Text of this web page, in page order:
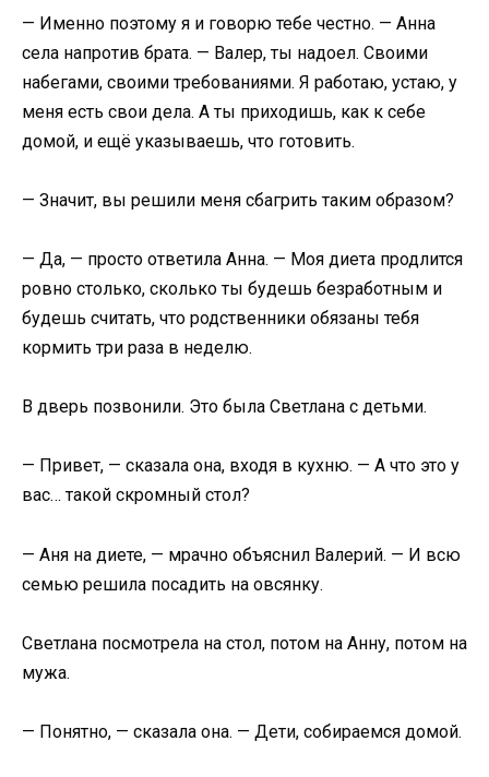
— Именно поэтому я и говорю тебе честно. — Анна
села напротив брата. — Валер, ты надоел. Своими
набегами, своими требованиями. Я работаю, устаю, у
меня есть свои дела. А ты приходишь, как к себе
домой, и ещё указываешь, что готовить.
— Значит, вы решили меня сбагрить таким образом?
— Да, — просто ответила Анна. — Моя диета продлится
ровно столько, сколько ты будешь безработным и
будешь считать, что родственники обязаны тебя
кормить три раза в неделю.
В дверь позвонили. Это была Светлана с детьми.
— Привет, — сказала она, входя в кухню. — А что это у
вас… такой скромный стол?
— Аня на диете, — мрачно объяснил Валерий. — И всю
семью решила посадить на овсянку.
Светлана посмотрела на стол, потом на Анну, потом на
мужа.
— Понятно, — сказала она. — Дети, собираемся домой.